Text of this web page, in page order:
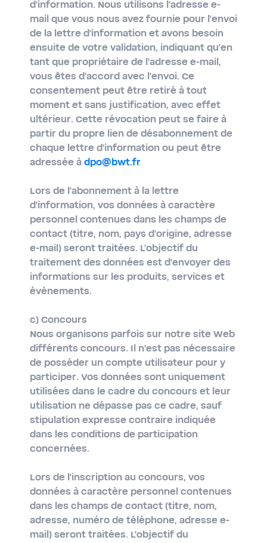
d'information. Nous utilisons l'adresse e-
mail que vous nous avez fournie pour l'envoi
de la lettre d'information et avons besoin
ensuite de votre validation, indiquant qu'en
tant que propriétaire de l'adresse e-mail,
vous êtes d'accord avec l'envoi. Ce
consentement peut être retiré à tout
moment et sans justification, avec effet
ultérieur. Cette révocation peut se faire à
partir du propre lien de désabonnement de
chaque lettre d'information ou peut être
adressée à dpo@bwt.fr
Lors de l'abonnement à la lettre
d'information, vos données à caractère
personnel contenues dans les champs de
contact (titre, nom, pays d'origine, adresse
e-mail) seront traitées. L'objectif du
traitement des données est d'envoyer des
informations sur les produits, services et
évènements.
c) Concours
Nous organisons parfois sur notre site Web
différents concours. Il n'est pas nécessaire
de posséder un compte utilisateur pour y
participer. Vos données sont uniquement
utilisées dans le cadre du concours et leur
utilisation ne dépasse pas ce cadre, sauf
stipulation expresse contraire indiquée
dans les conditions de participation
concernées.
Lors de l'inscription au concours, vos
données à caractère personnel contenues
dans les champs de contact (titre, nom,
adresse, numéro de téléphone, adresse e-
mail) seront traitées. L'objectif du